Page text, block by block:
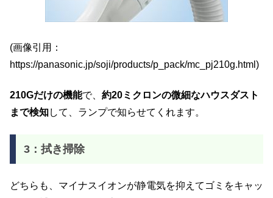
(画像引用：
https://panasonic.jp/soji/products/p_pack/mc_pj210g.html)
210Gだけの機能で、 約20ミクロンの微細なハウスダスト
まで検知して、ランプで知らせてくれます。
3：拭き掃除
どちらも、マイナスイオンが静電気を抑えてゴミをキャッ